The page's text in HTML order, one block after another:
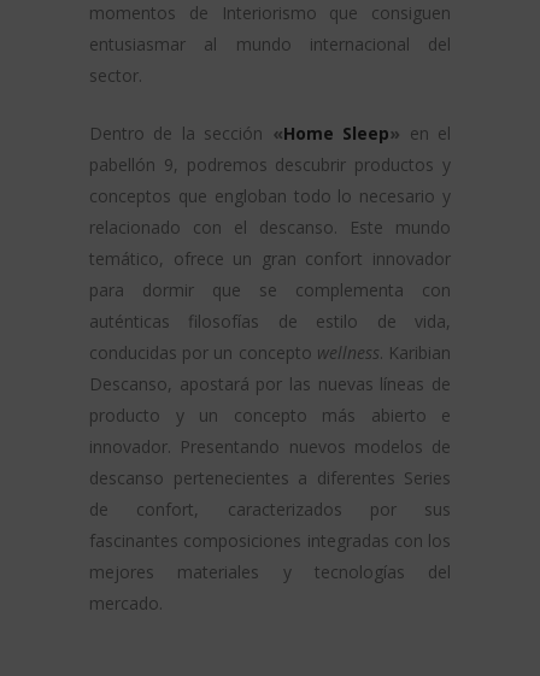
momentos de Interiorismo que consiguen
entusiasmar al mundo internacional del
sector.
Dentro de la sección «Home Sleep» en el
pabellón 9, podremos descubrir productos y
conceptos que engloban todo lo necesario y
relacionado con el descanso. Este mundo
temático, ofrece un gran confort innovador
para dormir que se complementa con
auténticas filosofías de estilo de vida,
conducidas por un concepto wellness. Karibian
Descanso, apostará por las nuevas líneas de
producto y un concepto más abierto e
innovador. Presentando nuevos modelos de
descanso pertenecientes a diferentes Series
de confort, caracterizados por sus
fascinantes composiciones integradas con los
mejores materiales y tecnologías del
mercado.